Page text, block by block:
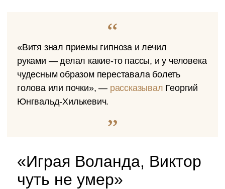
«Витя знал приемы гипноза и лечил
руками — делал какие-то пассы, и у человека
чудесным образом переставала болеть
голова или почки», — рассказывал Георгий
Юнгвальд-Хилькевич.
«Играя Воланда, Виктор
чуть не умер»